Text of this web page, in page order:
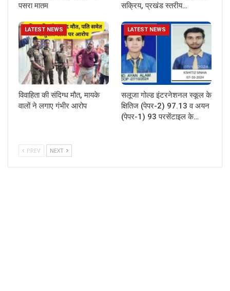
पसरा मातम
सक्रिय, प्रखंड स्तरीय…
LATEST NEWS
विवाहिता की संदिग्ध मौत, मायके
वालों ने लगाए गंभीर आरोप
LATEST NEWS
सलूजा गोल्ड इंटरनेशनल स्कूल के
क्षितिज (पेपर-2) 97.13 व अयन
(पेपर-1) 93 परसेंटाइल के…
PREV NEXT